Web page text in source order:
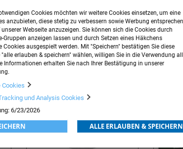
€
Adapter für Blutdruckmessgeräte
inkl. MwSt. 10,06 €
IN DEN WARENKORB ZUR
Aneroid-
inkl. MwSt.
IN
Cookies möchten wir weitere Cookies einsetzen, um eine
anzubieten, diese stetig zu verbessern sowie Werbung
Webseite anzuzeigen. Sie können sich die Cookies durch
Gruppen anzeigen lassen und durch Setzen eines Häkchens
Cookies ausgespielt werden. Mit "Speichern" bestätigen Sie diese
erlauben & speichern" wählen, willigen Sie in die Verwendung
Informationen erhalten Sie nach Ihrer Bestätigung in unserer
Cookies
und Analysis Cookies
6/23/2026
ALLE ERLAUBEN & SPEICHERN